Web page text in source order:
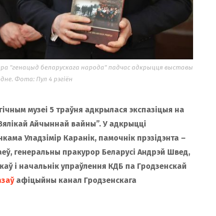
"генацыд беларускага народа" падчас адкрыцця выставы
Фота: Пул 4 рэгіён
музеі 5 траўня адкрылася экспазіцыя на
Айчыннай вайны”. У адкрыцці
Уладзімір Каранік, памочнік прэзідэнта –
генеральны пракурор Беларусі Андрэй Швед,
і начальнік упраўлення КДБ па Гродзенскай
афіцыйны канал Гродзенскага